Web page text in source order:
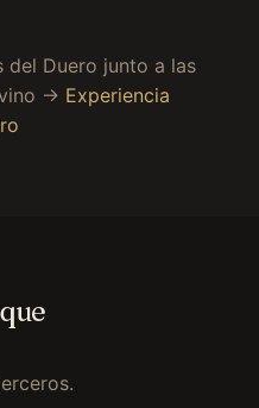
Duero junto a las
→ Experiencia